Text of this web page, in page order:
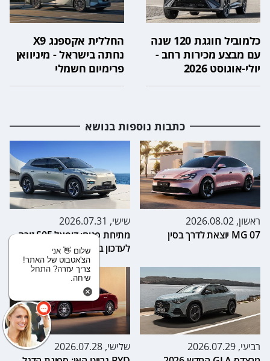
כלמוביל חוגגת 120 שנה
עם מבצע מכירות רחב -
יולי-אוגוסט 2026
החללית אקספנג X9
נחתה בישראל - מיניוואן
פרימיום חשמלי
כתבות נוספות בנושא
ראשון, 2026.08.02
MG 07 יוצאת לדרך בסין
שישי, 2026.07.31
מתיחת פנים: דיפאל S05 זוכה
לעדכון בשוק הסיני
רביעי, 2026.07.29
שלישי, 2026.07.28
שלום 👋 אני
הצ'אטבוט של האתר!
צריך עזרה? התחל
שיחה.